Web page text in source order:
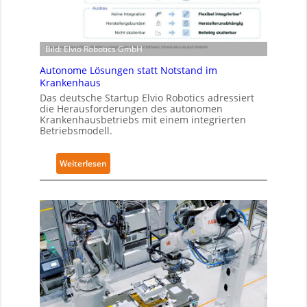
Z
t
f
z
i
e
n
n
a
c
h
I
E
C
t
i
c
s
e
w
e
i
e
t
l
o
b
a
l
e
s
Bild: Elvio Robotics GmbH
Autonome Lösungen statt Notstand im
Krankenhaus
Das deutsche Startup Elvio Robotics adressiert
die Herausforderungen des autonomen
Krankenhausbetriebs mit einem integrierten
Betriebsmodell.
Weiterlesen
A
t
o
n
o
m
e
L